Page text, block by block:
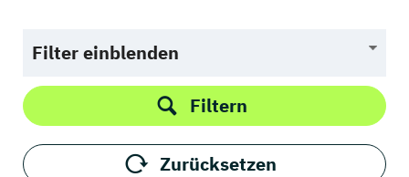
Filter einblenden
Filtern
Zurücksetzen